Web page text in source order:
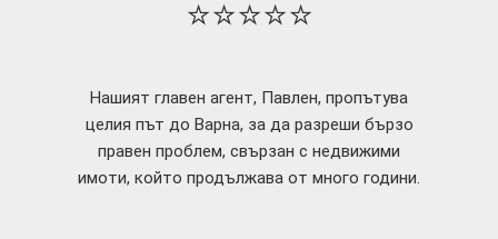
⭐⭐⭐⭐⭐
Нашият главен агент, Павлен, пропътува
целия път до Варна, за да разреши бързо
правен проблем, свързан с недвижими
имоти, който продължава от много години.